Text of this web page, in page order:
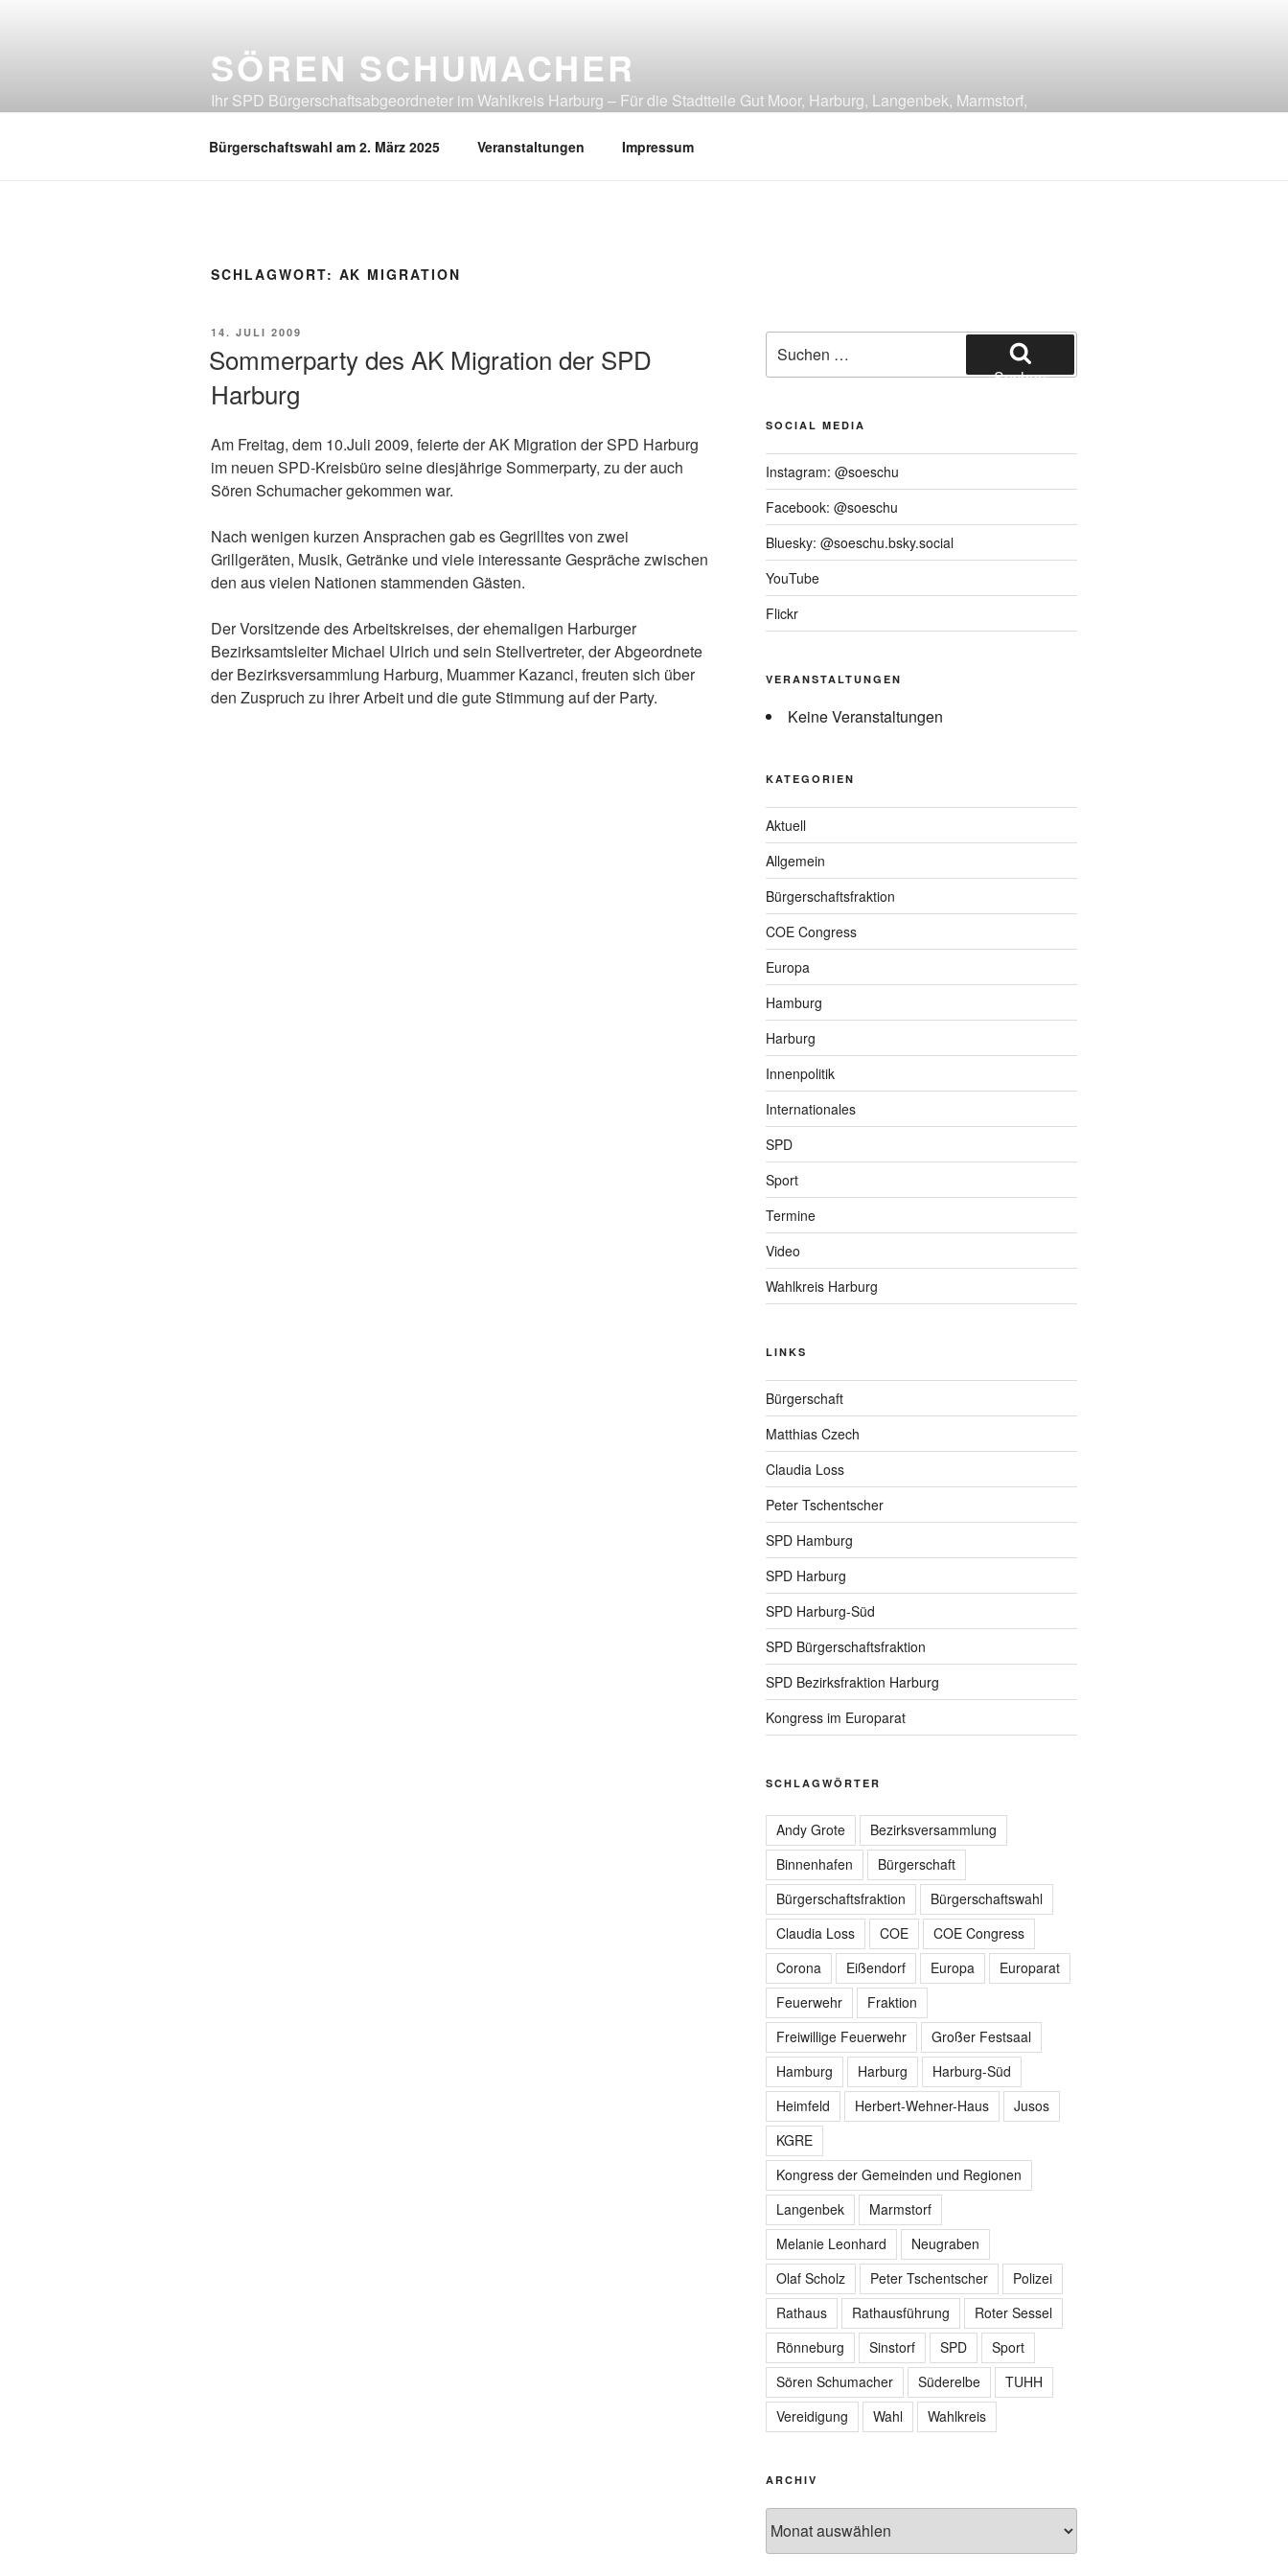
SÖREN SCHUMACHER
Ihr SPD Bürgerschaftsabgeordneter im Wahlkreis Harburg – Für die Stadtteile Gut Moor, Harburg, Langenbek, Marmstorf,
Bürgerschaftswahl am 2. März 2025 Veranstaltungen Impressum
SCHLAGWORT: AK MIGRATION
VERÖFFENTLICHT
14. JULI 2009
Sommerparty des AK Migration der SPD
Harburg
Am Freitag, dem 10.Juli 2009, feierte der AK Migration der SPD Harburg
im neuen SPD-Kreisbüro seine diesjährige Sommerparty, zu der auch
Sören Schumacher gekommen war.
Nach wenigen kurzen Ansprachen gab es Gegrilltes von zwei
Grillgeräten, Musik, Getränke und viele interessante Gespräche zwischen
den aus vielen Nationen stammenden Gästen.
Der Vorsitzende des Arbeitskreises, der ehemaligen Harburger
Bezirksamtsleiter Michael Ulrich und sein Stellvertreter, der Abgeordnete
der Bezirksversammlung Harburg, Muammer Kazanci, freuten sich über
den Zuspruch zu ihrer Arbeit und die gute Stimmung auf der Party.
nach:
Suchen
SOCIAL MEDIA
Instagram: @soeschu
Facebook: @soeschu
Bluesky: @soeschu.bsky.social
YouTube
Flickr
VERANSTALTUNGEN
Keine Veranstaltungen
KATEGORIEN
Aktuell
Allgemein
Bürgerschaftsfraktion
COE Congress
Europa
Hamburg
Harburg
Innenpolitik
Internationales
SPD
Sport
Termine
Video
Wahlkreis Harburg
LINKS
Bürgerschaft
Matthias Czech
Claudia Loss
Peter Tschentscher
SPD Hamburg
SPD Harburg
SPD Harburg-Süd
SPD Bürgerschaftsfraktion
SPD Bezirksfraktion Harburg
Kongress im Europarat
SCHLAGWÖRTER
Andy Grote
Bezirksversammlung
Binnenhafen
Bürgerschaft
Bürgerschaftsfraktion
Bürgerschaftswahl
Claudia Loss
COE
COE Congress
Corona
Eißendorf Europa
Europarat
Feuerwehr
Fraktion
Freiwillige Feuerwehr
Großer Festsaal
Hamburg
Harburg
Harburg-Süd
Heimfeld
Herbert-Wehner-Haus
Jusos
KGRE
Kongress der Gemeinden und Regionen
Langenbek
Marmstorf
Melanie Leonhard
Neugraben
Olaf Scholz
Peter Tschentscher
Polizei
Rathaus
Rathausführung
Roter Sessel
Rönneburg
Sinstorf SPD
Sport
Sören Schumacher
Süderelbe
TUHH
Vereidigung
Wahl Wahlkreis
ARCHIV